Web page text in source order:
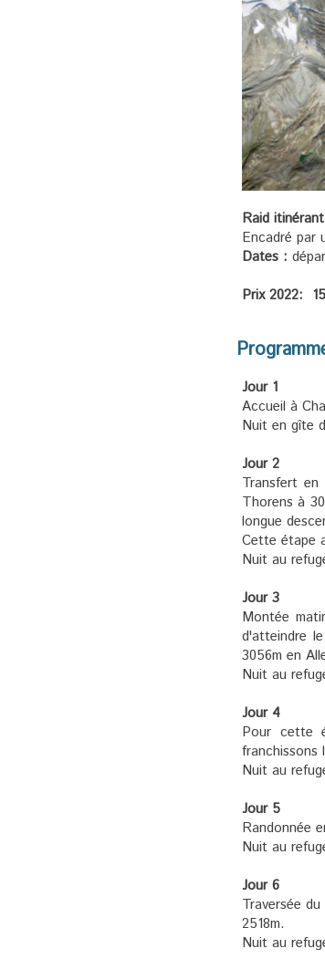
Raid
Encadré par
Dates :
Prix 2022:
Jour 1
Accueil à
Nuit en gîte
Jour 2
Transfert en
Thorens à
longue
Cette étape
Nuit au
Jour 3
Montée
d'atteindre
3056m en
Nuit au
Jour 4
Pour cette
franchissons
Nuit au
Jour 5
Randonnée
Nuit au
Jour 6
Traversée
2518m.
Nuit au